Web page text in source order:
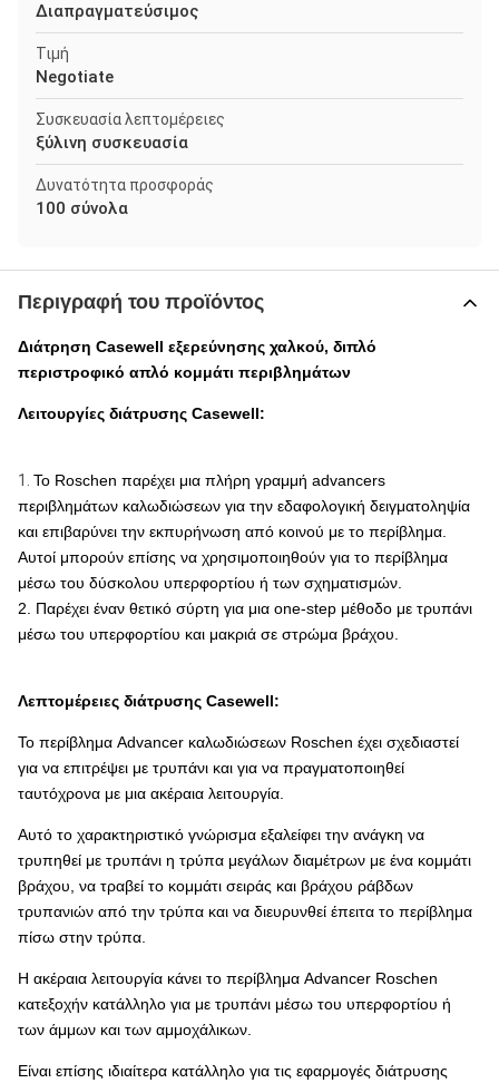
Διαπραγματεύσιμος
Τιμή
Negotiate
Συσκευασία λεπτομέρειες
ξύλινη συσκευασία
Δυνατότητα προσφοράς
100 σύνολα
Περιγραφή του προϊόντος
Διάτρηση Casewell εξερεύνησης χαλκού, διπλό
περιστροφικό απλό κομμάτι περιβλημάτων
Λειτουργίες διάτρυσης Casewell:
1. Το Roschen παρέχει μια πλήρη γραμμή advancers
περιβλημάτων καλωδιώσεων για την εδαφολογική δειγματοληψία
και επιβαρύνει την εκπυρήνωση από κοινού με το περίβλημα.
Αυτοί μπορούν επίσης να χρησιμοποιηθούν για το περίβλημα
μέσω του δύσκολου υπερφορτίου ή των σχηματισμών.
2. Παρέχει έναν θετικό σύρτη για μια one-step μέθοδο με τρυπάνι
μέσω του υπερφορτίου και μακριά σε στρώμα βράχου.
Λεπτομέρειες διάτρυσης Casewell:
Το περίβλημα Advancer καλωδιώσεων Roschen έχει σχεδιαστεί
για να επιτρέψει με τρυπάνι και για να πραγματοποιηθεί
ταυτόχρονα με μια ακέραια λειτουργία.
Αυτό το χαρακτηριστικό γνώρισμα εξαλείφει την ανάγκη να
τρυπηθεί με τρυπάνι η τρύπα μεγάλων διαμέτρων με ένα κομμάτι
βράχου, να τραβεί το κομμάτι σειράς και βράχου ράβδων
τρυπανιών από την τρύπα και να διευρυνθεί έπειτα το περίβλημα
πίσω στην τρύπα.
Η ακέραια λειτουργία κάνει το περίβλημα Advancer Roschen
κατεξοχήν κατάλληλο για με τρυπάνι μέσω του υπερφορτίου ή
των άμμων και των αμμοχάλικων.
Είναι επίσης ιδιαίτερα κατάλληλο για τις εφαρμογές διάτρυσης